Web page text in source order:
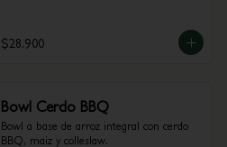
$28.900
Bowl Cerdo BBQ
Bowl a base de arroz integral con cerdo
BBQ, maiz y colleslaw.